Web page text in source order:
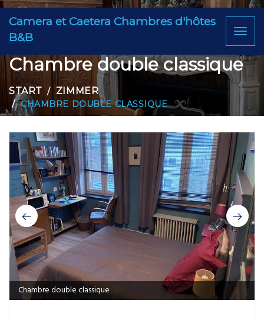
Camera et Caetera Chambres d'hôtes
B&B
Chambre double classique
START ZIMMER
CHAMBRE DOUBLE CLASSIQUE
Chambre double classique